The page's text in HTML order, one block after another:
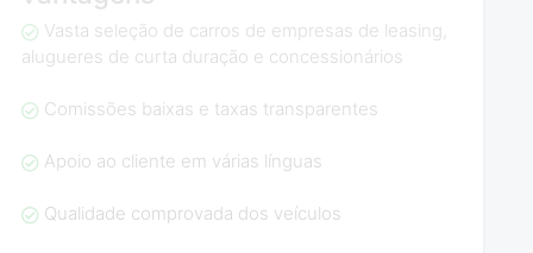
Vasta seleção de carros de empresas de leasing,
alugueres de curta duração e concessionários
Comissões baixas e taxas transparentes
Apoio ao cliente em várias línguas
Qualidade comprovada dos veículos